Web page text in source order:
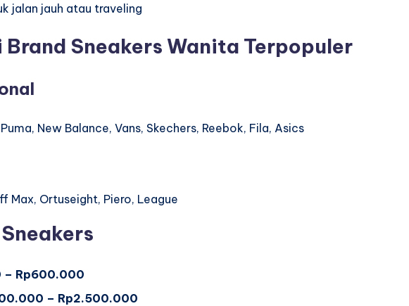
jalan jauh atau traveling
Brand Sneakers Wanita Terpopuler
New Balance, Vans, Skechers, Reebok, Fila, Asics
Max, Ortuseight, Piero, League
– Rp600.000
– Rp2.500.000